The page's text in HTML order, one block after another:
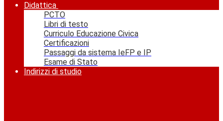
Didattica
PCTO
Libri di testo
Curriculo Educazione Civica
Certificazioni
Passaggi da sistema IeFP e IP
Esame di Stato
Indirizzi di studio